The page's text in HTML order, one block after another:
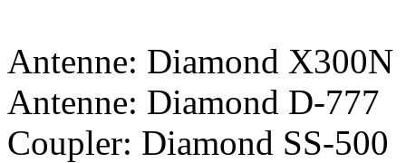
Antenne: Diamond X300N
Antenne: Diamond D-777
Coupler: Diamond SS-500